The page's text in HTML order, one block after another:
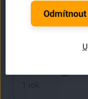
Doba investování
Aktuální
Odmítnout